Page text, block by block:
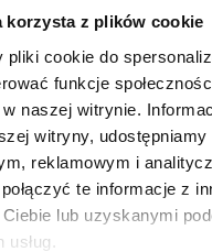
korzysta z plików cookie
pliki cookie do
funkcje
naszej witrynie.
witryny, udostępniamy
reklamowym i
te informacje z
lub uzyskanymi
instagram Czerwona
tiktok Czerwona Szpilka
youtube Czerwona
Kontakt